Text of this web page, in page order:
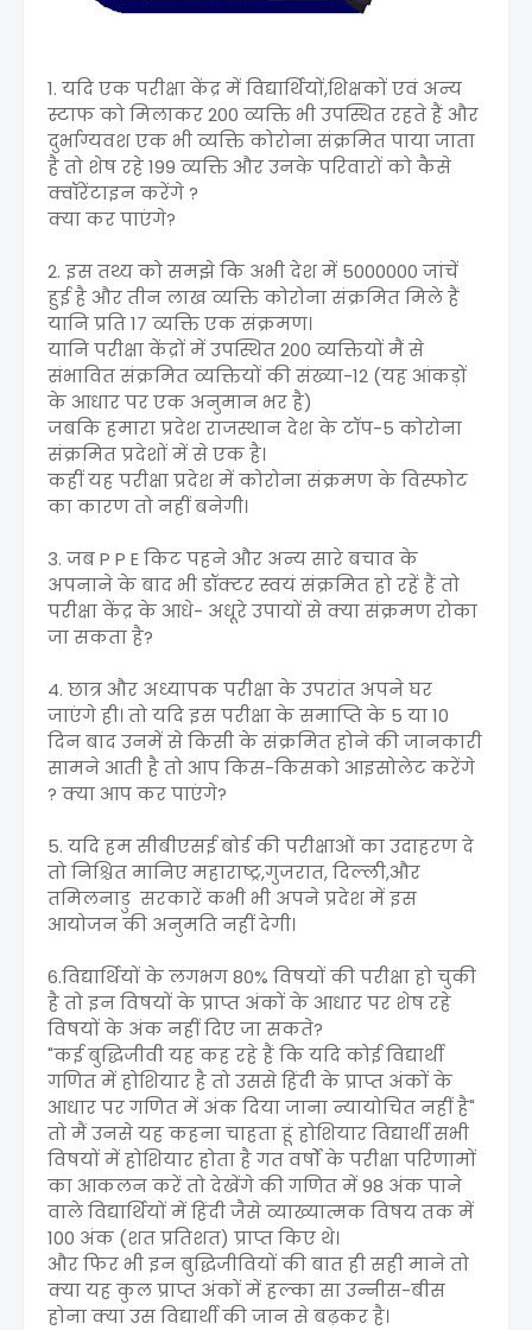
1. यदि एक परीक्षा केंद्र में विद्यार्थियों,शिक्षकों एवं अन्य
स्टाफ को मिलाकर 200 व्यक्ति भी उपस्थित रहते हैं और
दुर्भाग्यवश एक भी व्यक्ति कोरोना संक्रमित पाया जाता
है तो शेष रहे 199 व्यक्ति और उनके परिवारों को कैसे
क्वॉरेंटाइन करेंगे ?
क्या कर पाएंगे?
2. इस तथ्य को समझे कि अभी देश में 5000000 जांचें
हुई है और तीन लाख व्यक्ति कोरोना संक्रमित मिले हैं
यानि प्रति 17 व्यक्ति एक संक्रमण।
यानि परीक्षा केंद्रों में उपस्थित 200 व्यक्तियों मैं से
संभावित संक्रमित व्यक्तियों की संख्या-12 (यह आंकड़ों
के आधार पर एक अनुमान भर है)
जबकि हमारा प्रदेश राजस्थान देश के टॉप-5 कोरोना
संक्रमित प्रदेशों में से एक है।
कहीं यह परीक्षा प्रदेश में कोरोना संक्रमण के विस्फोट
का कारण तो नहीं बनेगी।
3. जब P P E किट पहने और अन्य सारे बचाव के
अपनाने के बाद भी डॉक्टर स्वयं संक्रमित हो रहें हैं तो
परीक्षा केंद्र के आधे- अधूरे उपायों से क्या संक्रमण रोका
जा सकता है?
4. छात्र और अध्यापक परीक्षा के उपरांत अपने घर
जाएंगे ही। तो यदि इस परीक्षा के समाप्ति के 5 या 10
दिन बाद उनमें से किसी के संक्रमित होने की जानकारी
सामने आती है तो आप किस-किसको आइसोलेट करेंगे
? क्या आप कर पाएंगे?
5. यदि हम सीबीएसई बोर्ड की परीक्षाओं का उदाहरण दे
तो निश्चित मानिए महाराष्ट्र,गुजरात, दिल्ली,और
तमिलनाडु सरकारें कभी भी अपने प्रदेश में इस
आयोजन की अनुमति नहीं देगी।
6.विद्यार्थियों के लगभग 80% विषयों की परीक्षा हो चुकी
है तो इन विषयों के प्राप्त अंकों के आधार पर शेष रहे
विषयों के अंक नहीं दिए जा सकते?
"कई बुद्धिजीवी यह कह रहे हैं कि यदि कोई विद्यार्थी
गणित में होशियार है तो उससे हिंदी के प्राप्त अंकों के
आधार पर गणित में अंक दिया जाना न्यायोचित नहीं है"
तो मैं उनसे यह कहना चाहता हूं होशियार विद्यार्थी सभी
विषयों में होशियार होता है गत वर्षों के परीक्षा परिणामों
का आकलन करें तो देखेंगे की गणित में 98 अंक पाने
वाले विद्यार्थियों में हिंदी जैसे व्याख्यात्मक विषय तक में
100 अंक (शत प्रतिशत) प्राप्त किए थे।
और फिर भी इन बुद्धिजीवियों की बात ही सही माने तो
क्या यह कुल प्राप्त अंकों में हल्का सा उन्नीस-बीस
होना क्या उस विद्यार्थी की जान से बढ़कर है।